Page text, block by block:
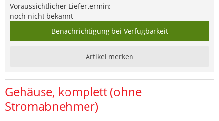
Voraussichtlicher Liefertermin:
noch nicht bekannt
Benachrichtigung bei Verfügbarkeit
Artikel merken
Gehäuse, komplett (ohne
Stromabnehmer)